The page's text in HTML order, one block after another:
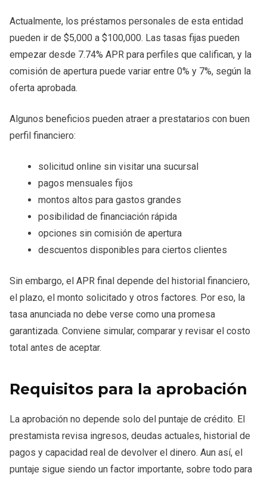
Actualmente, los préstamos personales de esta entidad
pueden ir de $5,000 a $100,000. Las tasas fijas pueden
empezar desde 7.74% APR para perfiles que califican, y la
comisión de apertura puede variar entre 0% y 7%, según la
oferta aprobada.
Algunos beneficios pueden atraer a prestatarios con buen
perfil financiero:
solicitud online sin visitar una sucursal
pagos mensuales fijos
montos altos para gastos grandes
posibilidad de financiación rápida
opciones sin comisión de apertura
descuentos disponibles para ciertos clientes
Sin embargo, el APR final depende del historial financiero,
el plazo, el monto solicitado y otros factores. Por eso, la
tasa anunciada no debe verse como una promesa
garantizada. Conviene simular, comparar y revisar el costo
total antes de aceptar.
Requisitos para la aprobación
La aprobación no depende solo del puntaje de crédito. El
prestamista revisa ingresos, deudas actuales, historial de
pagos y capacidad real de devolver el dinero. Aun así, el
puntaje sigue siendo un factor importante, sobre todo para